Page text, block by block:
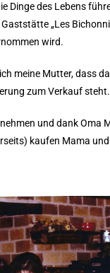
Dinge des Lebens
„Les
wird.
meine Mutter, dass
zum Verkauf steht.
und dank Oma
kaufen Mama